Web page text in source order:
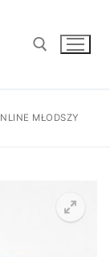
MŁODSZY